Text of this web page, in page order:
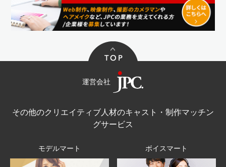
運営会社
その他のクリエイティブ人材のキャスト・制作マッチン
グサービス
モデルマート ボイスマート